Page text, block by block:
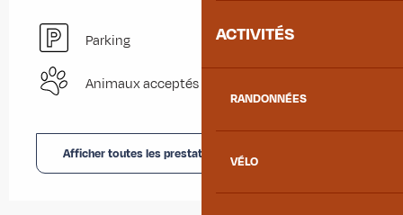
ACTIVITÉS
RANDONNÉES
VÉLO
Parking
Animaux acceptés
Afficher toutes les prestations